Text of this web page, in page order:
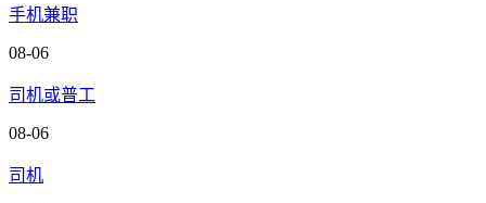
手机兼职
08-06
司机或普工
08-06
司机